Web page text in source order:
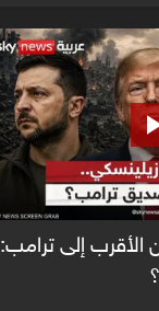
الأقرب إلى ترامب: